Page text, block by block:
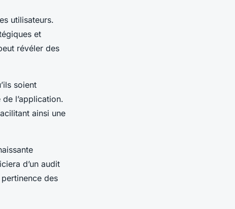
utilisateurs.
et
révéler des
soient
l’application.
ainsi une
d’un audit
des